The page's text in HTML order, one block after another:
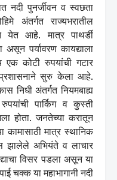
नदी पुनर्जीवन व स्वछता
अंतर्गत राज्यभरातील
येत आहे. मात्र पाथर्डी
पर्यावरण कायद्याला
कोटी रुपयांची गटार
प्रशासनाने सुरु केला आहे.
निधी अंतर्गत नियमबाह्य
पार्किग व कुस्ती
होता. जनतेच्या करातून
कामासाठी मात्र स्थानिक
झालेले अभियंते व लाचार
विसर पडला असून या
चक्क या महाभागानी नदी